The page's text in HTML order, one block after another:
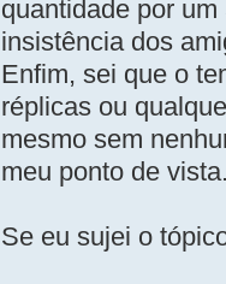
quantidade por um
insistência dos
Enfim, sei que o
réplicas ou
mesmo sem
meu ponto de
Se eu sujei o